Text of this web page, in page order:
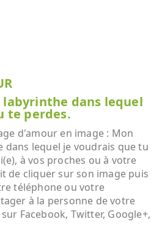
labyrinthe dans lequel
te perdes.
d'amour en image : Mon
dans lequel je voudrais que tu
à vos proches ou à votre
de cliquer sur son image puis
téléphone ou votre
à la personne de votre
Facebook, Twitter, Google+,